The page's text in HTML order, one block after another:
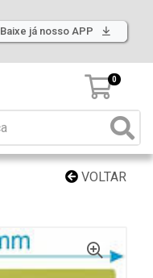
Baixe já nosso APP
0
VOLTAR